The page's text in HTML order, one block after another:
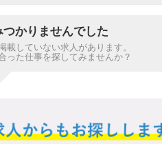
かりませんでした
していない求人があります。
った仕事を探してみませんか？